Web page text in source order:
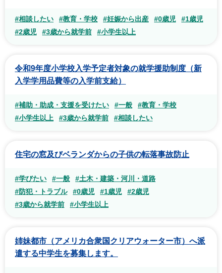
#相談したい #教育・学校 #妊娠から出産 #0歳児
#1歳児
#2歳児
#3歳から就学前 #小学生以上
令和9年度小学校入学予定者対象の就学援助制度（新
入学学用品費等の入学前支給）
#補助・助成・支援を受けたい #一般
#教育・学校
#小学生以上
#3歳から就学前 #相談したい
住宅の窓及びベランダからの子供の転落事故防止
#学びたい #一般
#土木・建築・河川・道路
#防犯・トラブル
#0歳児 #1歳児
#2歳児
#3歳から就学前
#小学生以上
姉妹都市（アメリカ合衆国クリアウォーター市）へ派
遣する中学生を募集します。